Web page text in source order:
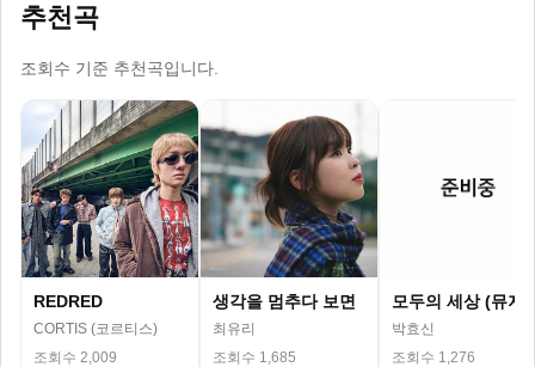
추천곡
조회수 기준 추천곡입니다.
REDRED
CORTIS (코르티스)
조회수 2,009
생각을 멈추다 보면
최유리
조회수 1,685
모두의 세상 (뮤지
박효신
조회수 1,276